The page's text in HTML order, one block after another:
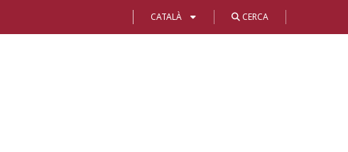
CATALÀ CERCA